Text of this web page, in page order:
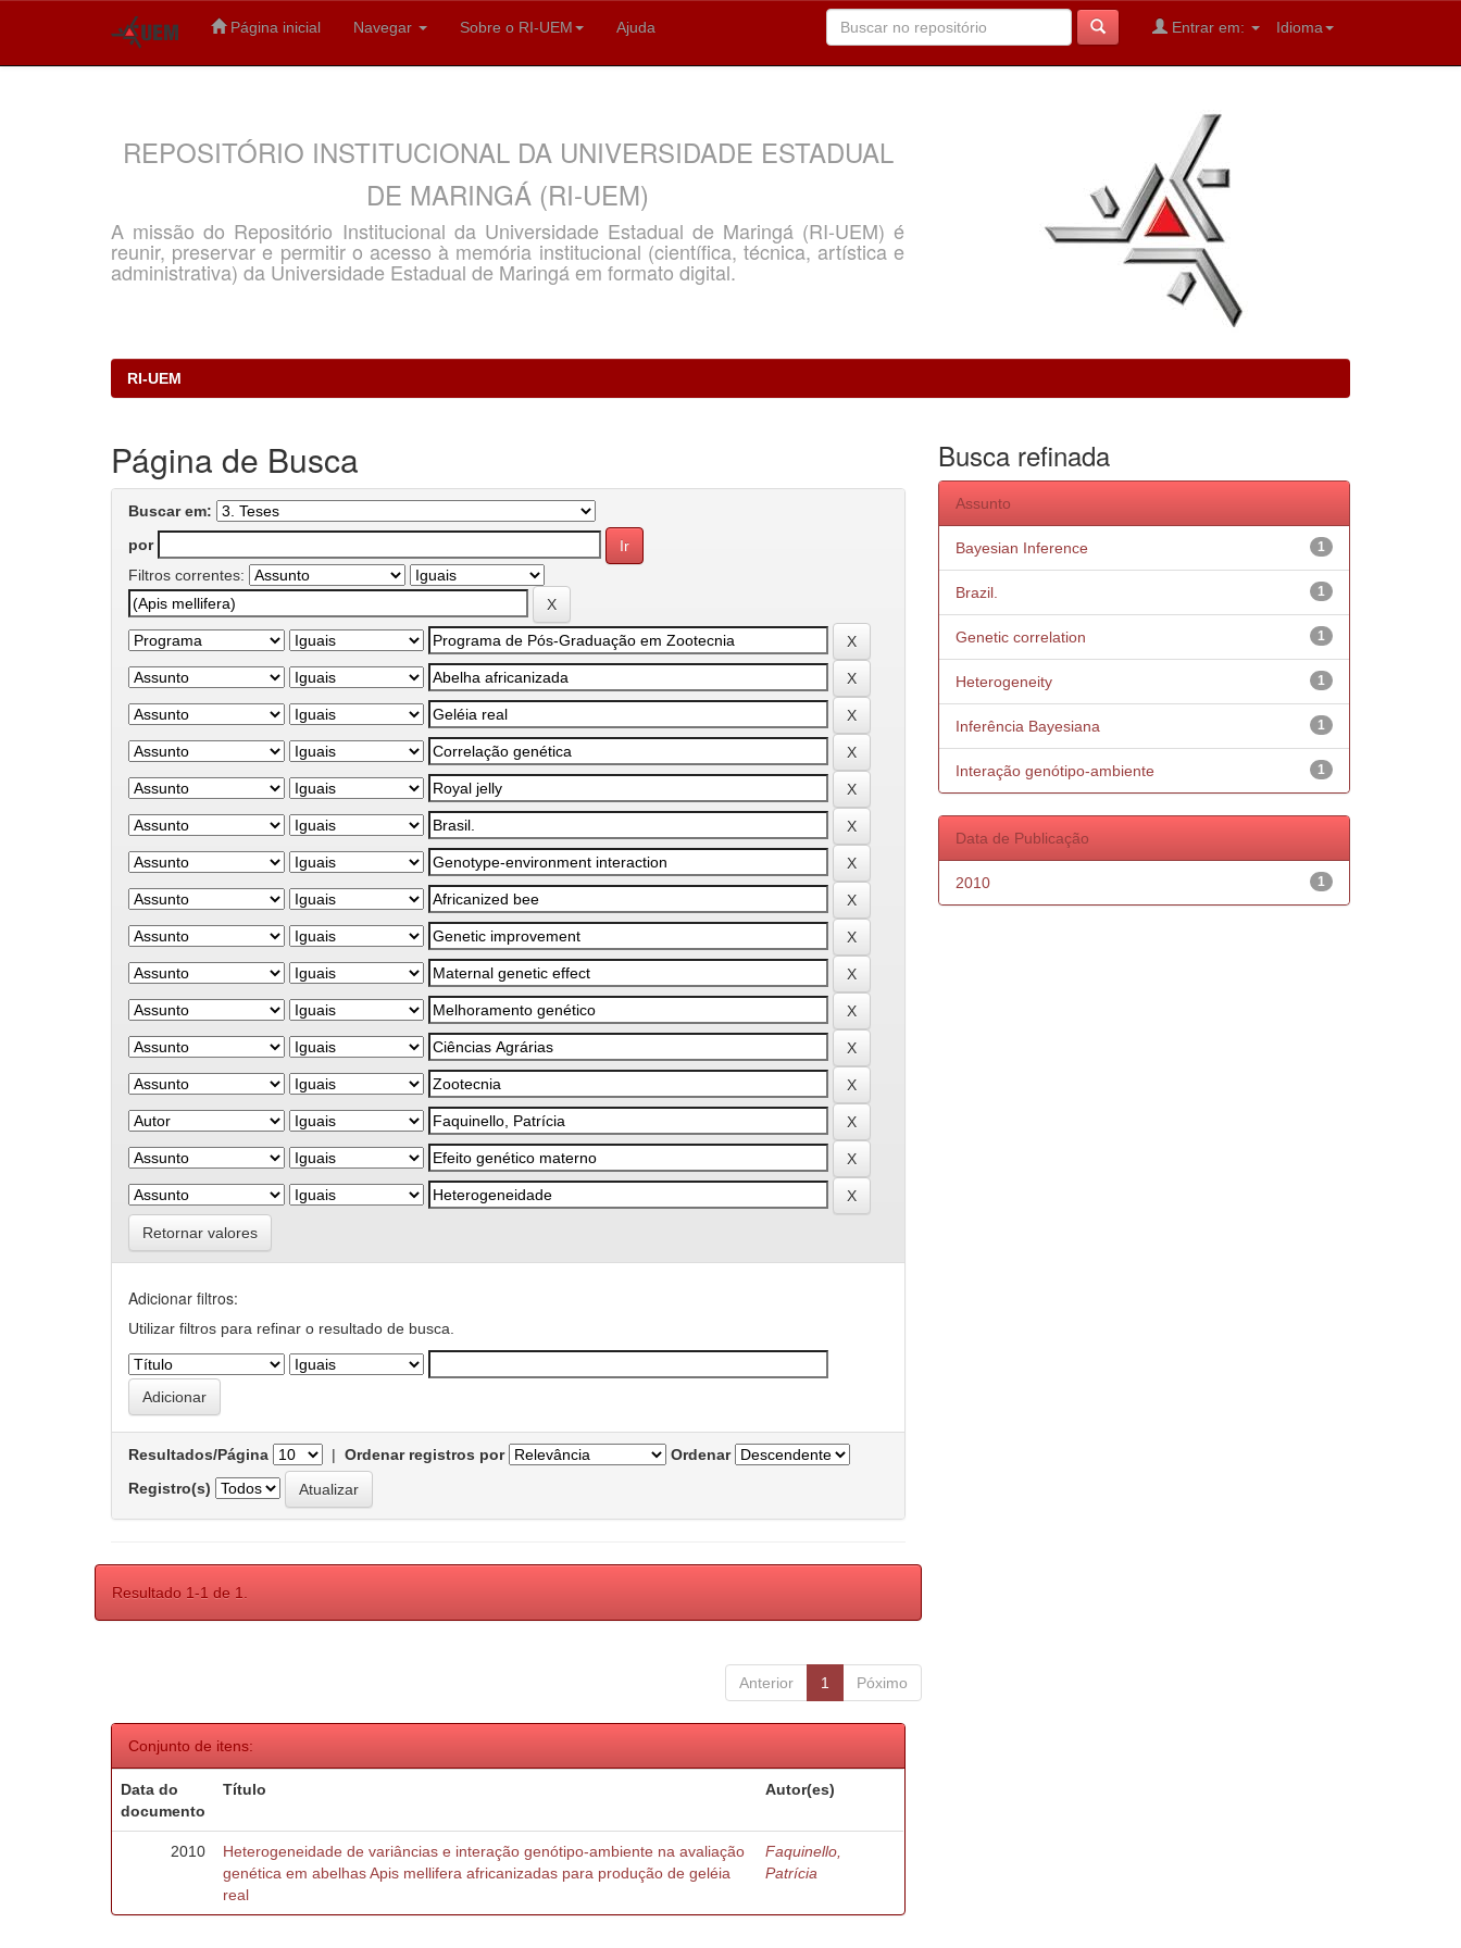
Página inicial Navegar Sobre o RI-UEM Ajuda Idioma
Entrar em:
REPOSITÓRIO INSTITUCIONAL DA UNIVERSIDADE ESTADUAL
DE MARINGÁ (RI-UEM)
A missão do Repositório Institucional da Universidade Estadual de Maringá (RI-UEM) é
reunir, preservar e permitir o acesso à memória institucional (científica, técnica, artística e
administrativa) da Universidade Estadual de Maringá em formato digital.
RI-UEM
Página de Busca
Buscar em:
por
Filtros correntes:
Retornar valores
Adicionar filtros:
Utilizar filtros para refinar o resultado de busca.
Resultados/Página | Ordenar registros por
Ordenar
Registro(s)
Resultado 1-1 de 1.
Anterior 1 Póximo
Conjunto de itens:
Data do
documento
Título Autor(es)
2010
Heterogeneidade de variâncias e interação genótipo-ambiente na avaliação
genética em abelhas Apis mellifera africanizadas para produção de geléia
real
Faquinello,
Patrícia
Busca refinada
Assunto
1
Bayesian Inference
1
Brazil.
1
Genetic correlation
1
Heterogeneity
1
Inferência Bayesiana
1
Interação genótipo-ambiente
Data de Publicação
1
2010